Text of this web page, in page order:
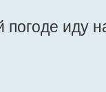
иду